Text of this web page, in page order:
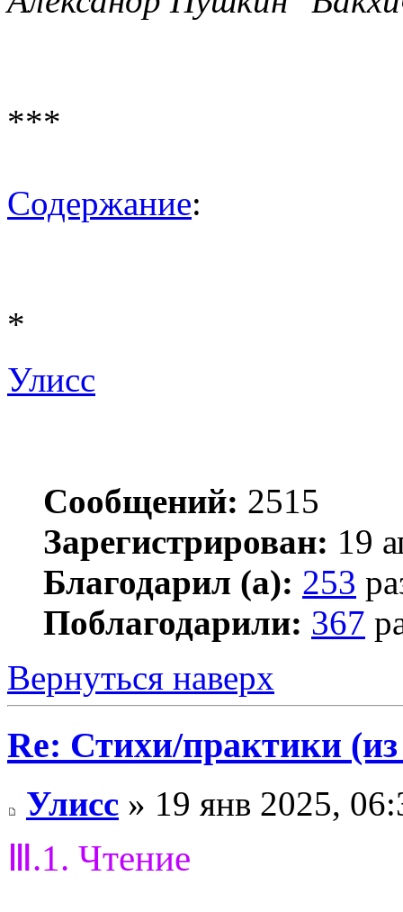
***
Содержание:
*
Улисс
Сообщений: 2515
Зарегистрирован: 19
Благодарил (а): 253
Поблагодарили: 367
Вернуться наверх
Re: Стихи/практики
Улисс » 19 янв 2025,
Ⅲ.1. Чтение